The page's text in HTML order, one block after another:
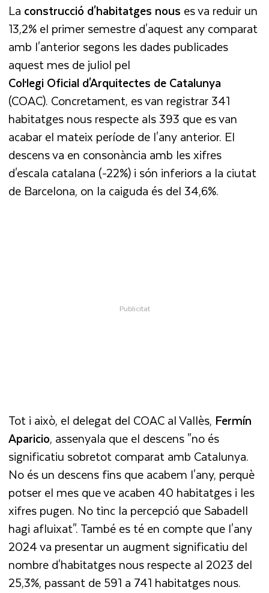
La construcció d'habitatges nous es va reduir un
13,2% el primer semestre d'aquest any comparat
amb l'anterior segons les dades publicades
aquest mes de juliol pel
Col·legiOficiald'Arquitectes deCatalunya
(COAC). Concretament, es van registrar 341
habitatges nous respecte als 393 que es van
acabar el mateix període de l'any anterior. El
descens va en consonància amb les xifres
d'escala catalana (-22%) i són inferiors a la ciutat
de Barcelona, on la caiguda és del 34,6%.
Tot i això, el delegat del COAC al Vallès, Fermín
Aparicio, assenyala que el descens "no és
significatiu sobretot comparat amb Catalunya.
No és un descens fins que acabem l'any, perquè
potser el mes que ve acaben 40 habitatges i les
xifres pugen. No tinc la percepció que Sabadell
hagi afluixat". També es té en compte que l'any
2024 va presentar un augment significatiu del
nombre d'habitatges nous respecte al 2023 del
25,3%, passant de 591 a 741 habitatges nous.